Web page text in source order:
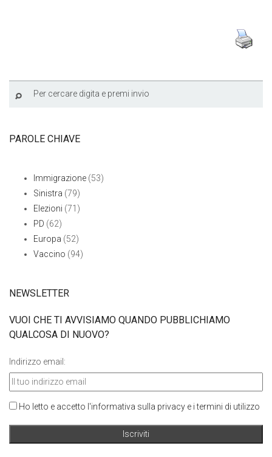
PAROLE CHIAVE
Immigrazione (53)
Sinistra (79)
Elezioni (71)
PD (62)
Europa (52)
Vaccino (94)
NEWSLETTER
VUOI CHE TI AVVISIAMO QUANDO PUBBLICHIAMO
QUALCOSA DI NUOVO?
Indirizzo email:
Ho letto e accetto l'informativa sulla privacy e i termini di utilizzo